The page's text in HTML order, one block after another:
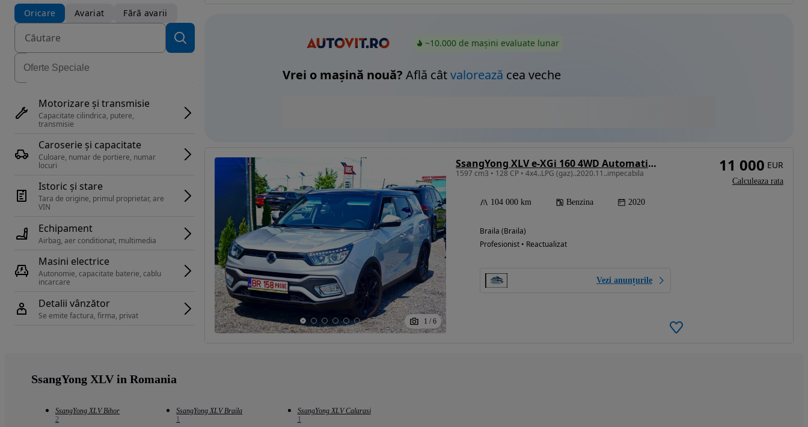
Oricare
Avariat Fără avarii
Motorizare și transmisie
Capacitate cilindrica, putere,
transmisie
Caroserie și capacitate
Culoare, numar de portiere, numar
locuri
Istoric și stare
Tara de origine, primul proprietar, are
Echipament
Airbag, aer conditionat, multimedia
Masini electrice
Autonomie, capacitate baterie, cablu
Detalii vânzător
Se emite factura, firma, privat
~10.000 de mașini evaluate lunar
Vrei o mașină nouă? Află câtvalorează cea veche
1 / 6
SsangYong XLV e-XGi 160 4WD Automatik Quartz
1597 cm3 • 128 CP • 4x4..LPG (gaz)..2020.11..impecabila
104 000 km Benzina 2020
Braila (Braila)
Profesionist • Reactualizat
Vezi anunțurile
11 000 EUR
Calculeaza rata
SsangYong XLV in Romania
SsangYong XLV Bihor
2
SsangYong XLV Braila
1
SsangYong XLV Calarasi
1